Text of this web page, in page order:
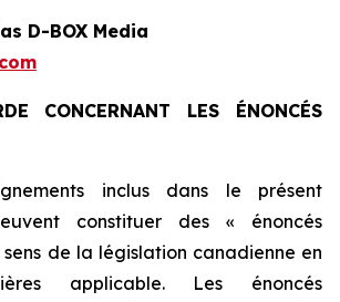
D-BOX Media
CONCERNANT LES ÉNONCÉS
inclus dans le présent
constituer des « énoncés
de la législation canadienne en
applicable. Les énoncés